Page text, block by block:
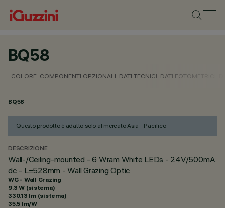
BQ58
COLORE COMPONENTI OPZIONALI DATI TECNICI DATI FOTOMETRICI
BQ58
Questo prodotto è adatto solo al mercato Asia - Pacifico
DESCRIZIONE
Wall-/Ceiling-mounted - 6 Wram White LEDs - 24V/500mA
dc - L=528mm - Wall Grazing Optic
WG - Wall Grazing
9.3 W (sistema)
330.13 lm (sistema)
35.5 lm/W